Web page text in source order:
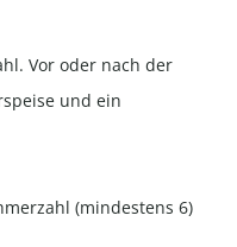
Vor oder nach der
und ein
(mindestens 6)